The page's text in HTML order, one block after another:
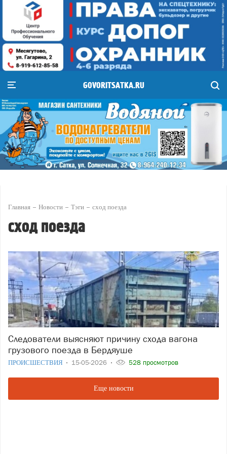
GOVORITSATKA.RU
Главная Новости Тэги сход поезда
сход поезда
Следователи выясняют причину схода вагона
грузового поезда в Бердяуше
ПРОИСШЕСТВИЯ 15-05-2026 528 просмотров
Еще новости